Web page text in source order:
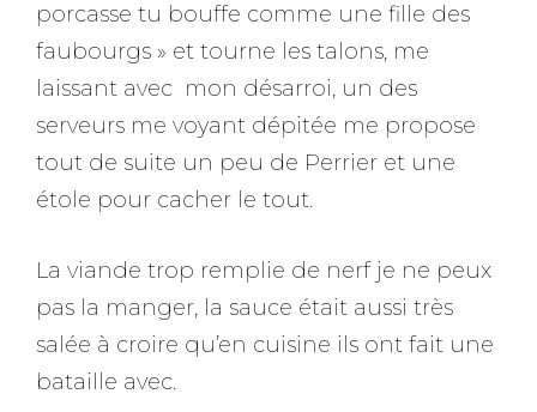
porcasse tu bouffe comme une fille des
faubourgs » et tourne les talons, me
laissant avec mon désarroi, un des
serveurs me voyant dépitée me propose
tout de suite un peu de Perrier et une
étole pour cacher le tout.
La viande trop remplie de nerf je ne peux
pas la manger, la sauce était aussi très
salée à croire qu’en cuisine ils ont fait une
bataille avec.